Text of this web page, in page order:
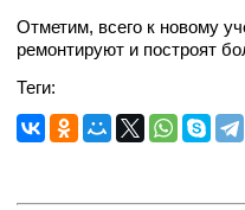
Отметим, всего к новому
ремонтируют и построят
Теги: